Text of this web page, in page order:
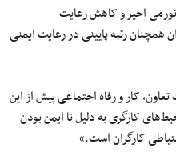
اخیر و کاهش رعایت
همچنان رتبه پایینی در رعایت ایمنی
کار و رفاه اجتماعی پیش از این
حوادث محیط‌های کارگری به دلیل نا ایمن بودن